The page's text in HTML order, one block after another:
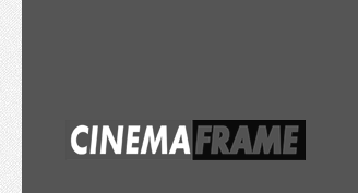
Fiecare trib are caracteristicile sale.